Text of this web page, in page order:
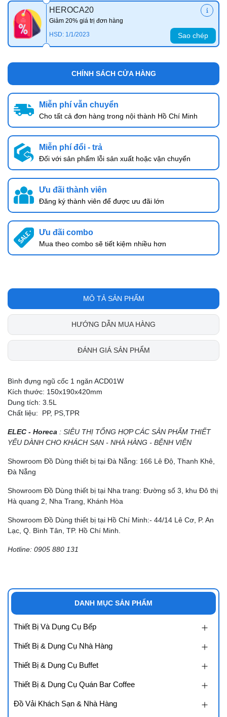
HEROCA20
Giảm 20% giá trị đơn hàng
HSD: 1/1/2023
Sao chép
CHÍNH SÁCH CỬA HÀNG
Miễn phí vẫn chuyển
Cho tất cả đơn hàng trong nội thành Hồ Chí Minh
Miễn phí đổi - trả
Đối với sản phẩm lỗi sản xuất hoặc vận chuyển
Ưu đãi thành viên
Đăng ký thành viên để được ưu đãi lớn
Ưu đãi combo
Mua theo combo sẽ tiết kiệm nhiều hơn
MÔ TẢ SẢN PHẨM
HƯỚNG DẪN MUA HÀNG
ĐÁNH GIÁ SẢN PHẨM
Bình đựng ngũ cốc 1 ngăn ACD01W
Kích thước: 150x190x420mm
Dung tích: 3.5L
Chất liệu: PP, PS,TPR
ELEC - Horeca : SIÊU THỊ TỔNG HỢP CÁC SẢN PHẨM THIẾT
YẾU DÀNH CHO KHÁCH SẠN - NHÀ HÀNG - BỆNH VIỆN
Showroom Đồ Dùng thiết bị tại Đà Nẵng: 166 Lê Độ, Thanh Khê,
Đà Nẵng
Showroom Đồ Dùng thiết bị tại Nha trang: Đường số 3, khu Đô thị
Hà quang 2, Nha Trang, Khánh Hòa
Showroom Đồ Dùng thiết bị tại Hồ Chí Minh:- 44/14 Lê Cơ, P. An
Lạc, Q. Bình Tân, TP. Hồ Chí Minh.
Hotline: 0905 880 131
DANH MỤC SẢN PHẨM
Thiết Bị Và Dụng Cụ Bếp
Thiết Bị & Dụng Cụ Nhà Hàng
Thiết Bị & Dụng Cụ Buffet
Thiết Bị & Dụng Cụ Quán Bar Coffee
Đồ Vải Khách Sạn & Nhà Hàng